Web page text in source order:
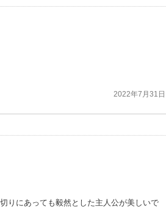
2022年7月31日
りにあっても毅然とした主人公が美しいで